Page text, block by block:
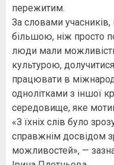
пережитим.
За словами учасників,
більшою, ніж просто
люди мали
культурою,
працювати в
однолітками з іншої
середовище, яке
«З їхніх слів було
справжнім досвідом
можливостей», —